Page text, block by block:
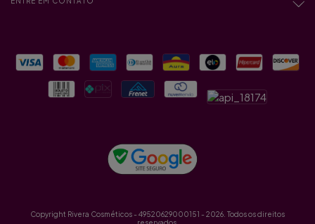
Copyright Rivera Cosméticos - 49520629000151 - 2026. Todos os direitos